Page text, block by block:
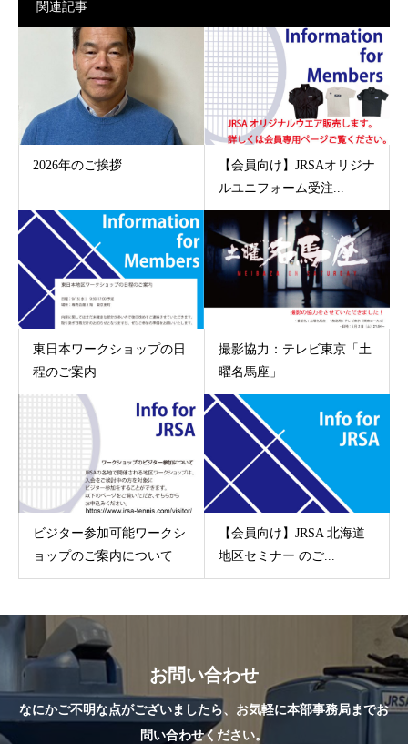
関連記事
2026年のご挨拶
【会員向け】JRSAオリジナ
ルユニフォーム受注...
東日本ワークショップの日
程のご案内
撮影協力：テレビ東京「土
曜名馬座」
ビジター参加可能ワークシ
ョップのご案内について
【会員向け】JRSA 北海道
地区セミナー のご...
お問い合わせ
なにかご不明な点がございましたら、お気軽に本部事務局までお
問い合わせください。